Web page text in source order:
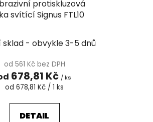
protiskluzová
svítící Signus FTL10
sklad - obvykle 3-5 dnů
od 561 Kč bez DPH
678,81 Kč / ks
Měrná
od 678,81 Kč / 1 ks
DETAIL